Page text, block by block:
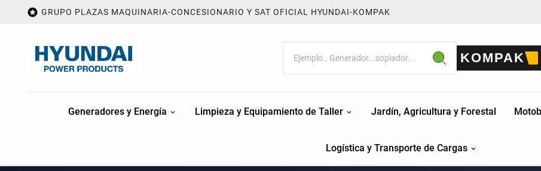
 GRUPO PLAZAS MAQUINARIA-CONCESIONARIO Y SAT OFICIAL HYUNDAI-KOMPAK
KOMPAK
Generadores y Energía Limpieza y Equipamiento de Taller Jardín, Agricultura y Forestal
Logística y Transporte de Cargas